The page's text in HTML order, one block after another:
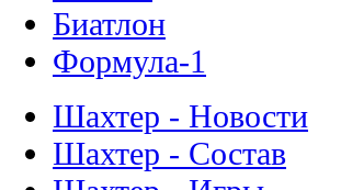
Биатлон
Формула-1
Шахтер - Новости
Шахтер - Состав